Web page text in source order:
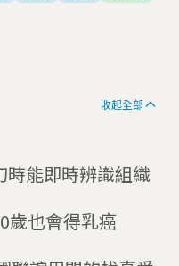
收起全部
時能即時辨識組織
歲也會得乳癌